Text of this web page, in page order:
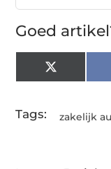
Goed
X
(Twitter)
Tags: zakelijk